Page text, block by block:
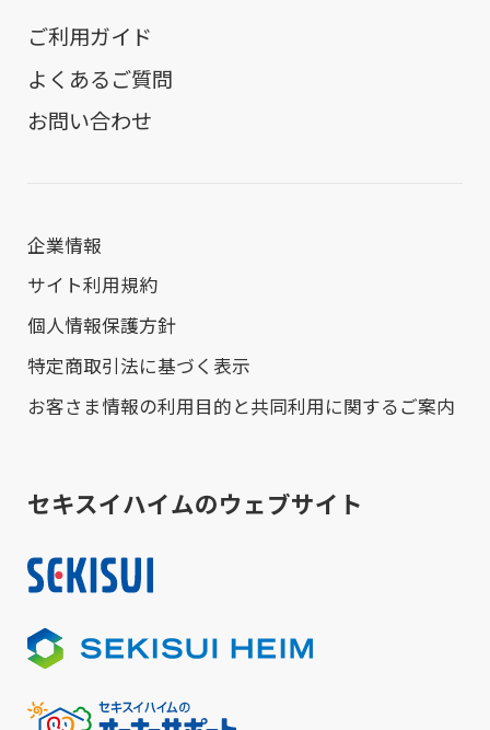
ご利用ガイド
よくあるご質問
お問い合わせ
企業情報
サイト利用規約
個人情報保護方針
特定商取引法に基づく表示
お客さま情報の利用目的と共同利用に関するご案内
セキスイハイムのウェブサイト